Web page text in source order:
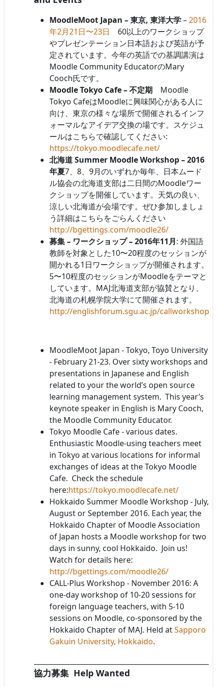
MoodleMoot Japan – 東京, 東洋大学–2016
年2月21日〜23日 60以上のワークショップ
やプレゼンテーション日本語および英語が予
定されています。今年の英語での基調講演は
Moodle Community EducatorのMary
Cooch氏です。
Moodle Tokyo Cafe – 不定期 Moodle
Tokyo CafeはMoodleに興味関心がある人に
向け、東京の様々な場所で開催されるインフ
ォーマルなアイデア交換の場です。スケジュ
ールはこちらで確認してください:
https://tokyo.moodlecafe.net/
北海道 Summer Moodle Workshop – 2016
年夏7、8、9月のいずれか毎年、日本ムード
ル協会の北海道支部は二日間のMoodleワー
クショップを開催しています。天気の良い、
涼しい北海道が会場です。ぜひ参加しましょ
う詳細はこちらをごらんください
http://bgettings.com/moodle26/
募集 – ワークショップ – 2016年11月: 外国語
教師を対象とした10〜20程度のセッションが
開かれる1日ワークショップが開催されます。
5〜10程度のセッションがMoodleをテーマと
しています。MAJ北海道支部が協賛となり、
北海道の札幌学院大学にて開催されます。
http://englishforum.sgu.ac.jp/callworkshop/
MoodleMoot Japan - Tokyo, Toyo University
- February 21-23. Over sixty workshops and
presentations in Japanese and English
related to your the world’s open source
learning management system. This year’s
keynote speaker in English is Mary Cooch,
the Moodle Community Educator.
Tokyo Moodle Cafe - various dates.
Enthusiastic Moodle-using teachers meet
in Tokyo at various locations for informal
exchanges of ideas at the Tokyo Moodle
Cafe. Check the schedule
here:https://tokyo.moodlecafe.net/
Hokkaido Summer Moodle Workshop - July,
August or September 2016. Each year, the
Hokkaido Chapter of Moodle Association
of Japan hosts a Moodle workshop for two
days in sunny, cool Hokkaido. Join us!
Watch for details here:
http://bgettings.com/moodle26/
CALL-Plus Workshop - November 2016: A
one-day workshop of 10-20 sessions for
foreign language teachers, with 5-10
sessions on Moodle, co-sponsored by the
Hokkaido Chapter of MAJ. Held atSapporo
Gakuin University, Hokkaido.
協力募集 Help Wanted